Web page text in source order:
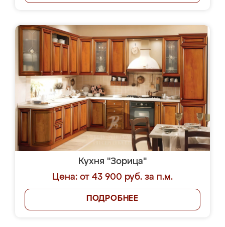
Кухня "Зорица"
Цена: от 43 900 руб. за п.м.
ПОДРОБНЕЕ